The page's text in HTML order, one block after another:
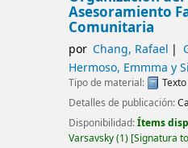
Asesoramiento
Comunitaria
por Chang, Rafael
Hermoso, Emmma y
Tipo de material:
Texto
Detalles de publicación:
Disponibilidad:Ítems
Varsavsky(1) Signatura